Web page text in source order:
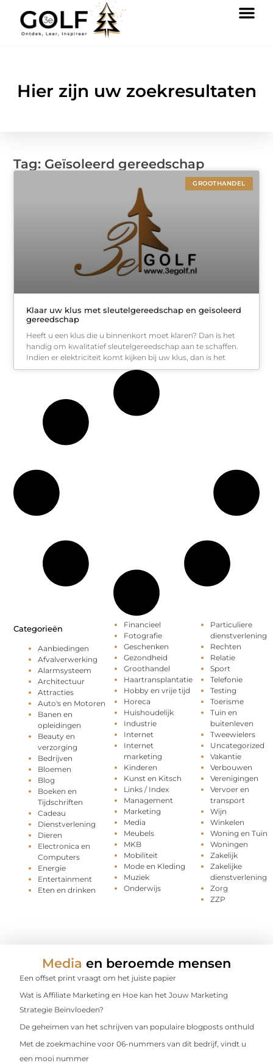
Hier zijn uw zoekresultaten
Tag: Geïsoleerd gereedschap
GROOTHANDEL
Klaar uw klus met sleutelgereedschap en geïsoleerd
gereedschap
Heeft u een klus die u binnenkort moet klaren? Dan is het
handig om kwalitatief sleutelgereedschap aan te schaffen.
Indien er elektriciteit komt kijken bij uw klus, dan is het
Categorieën
Aanbiedingen
Afvalverwerking
Alarmsysteem
Architectuur
Attracties
Auto's en Motoren
Banen en
opleidingen
Beauty en
verzorging
Bedrijven
Bloemen
Blog
Boeken en
Tijdschriften
Cadeau
Dienstverlening
Dieren
Electronica en
Computers
Energie
Entertainment
Eten en drinken
Financieel
Fotografie
Geschenken
Gezondheid
Groothandel
Haartransplantatie
Hobby en vrije tijd
Horeca
Huishoudelijk
Industrie
Internet
Internet
marketing
Kinderen
Kunst en Kitsch
Links / Index
Management
Marketing
Media
Meubels
MKB
Mobiliteit
Mode en Kleding
Muziek
Onderwijs
Particuliere
dienstverlening
Rechten
Relatie
Sport
Telefonie
Testing
Toerisme
Tuin en
buitenleven
Tweewielers
Uncategorized
Vakantie
Verbouwen
Verenigingen
Vervoer en
transport
Wijn
Winkelen
Woning en Tuin
Woningen
Zakelijk
Zakelijke
dienstverlening
Zorg
ZZP
Media en beroemde mensen
Een offset print vraagt om het juiste papier
Wat is Affiliate Marketing en Hoe kan het Jouw Marketing
Strategie Beïnvloeden?
De geheimen van het schrijven van populaire blogposts onthuld
Met de zoekmachine voor 06-nummers van dit bedrijf, vindt u
een mooi nummer